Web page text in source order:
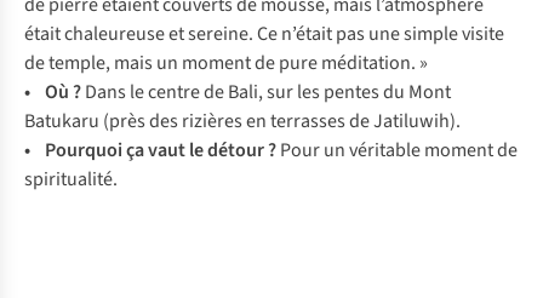
était chaleureuse et sereine. Ce n’était pas une simple visite
de temple, mais un moment de pure méditation. »
• Où ?Dans le centre de Bali, sur les pentes du Mont
Batukaru (près des rizières en terrasses de Jatiluwih).
• Pourquoi ça vaut le détour ?Pour un véritable moment de
spiritualité.